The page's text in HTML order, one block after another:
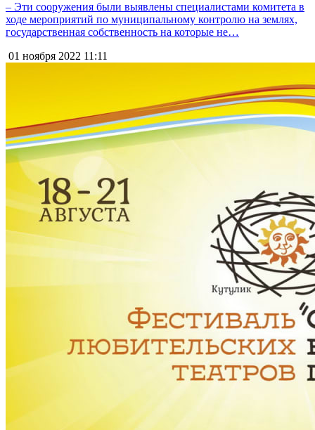
– Эти сооружения были выявлены специалистами комитета в
ходе мероприятий по муниципальному контролю на землях,
государственная собственность на которые не…
01 ноября 2022 11:11